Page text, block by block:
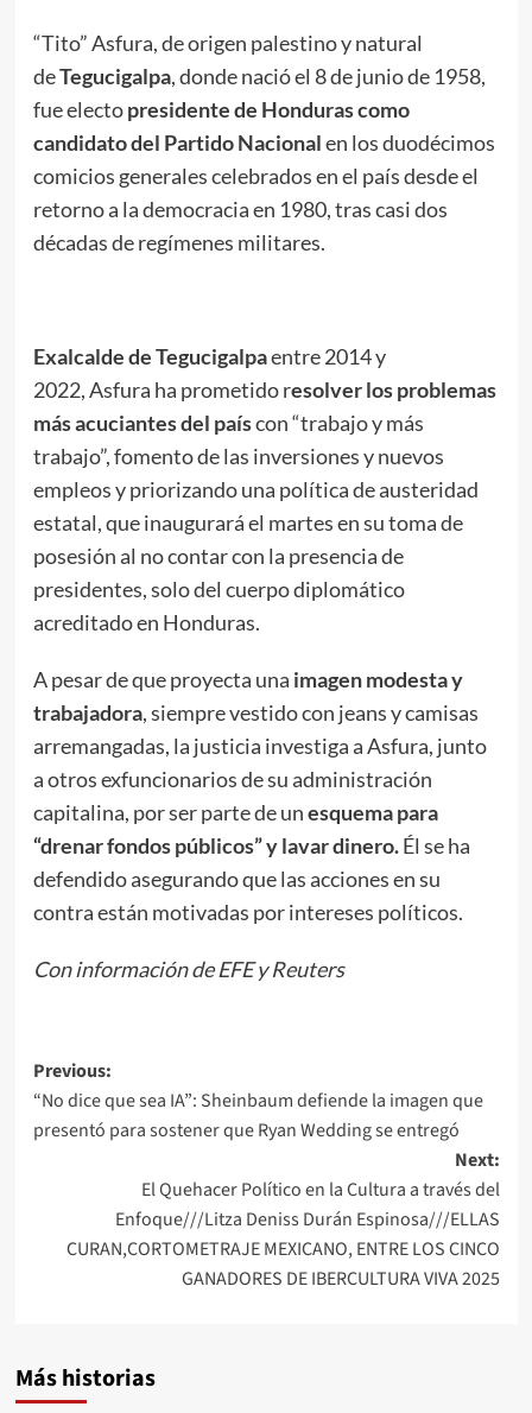
“Tito” Asfura, de origen palestino y natural
deTegucigalpa, donde nació el 8 de junio de 1958,
fue electopresidente de Honduras como
candidato del Partido Nacionalen los duodécimos
comicios generales celebrados en el país desde el
retorno a la democracia en 1980, tras casi dos
décadas de regímenes militares.
Exalcalde de Tegucigalpaentre 2014 y
2022, Asfura ha prometido resolver los problemas
más acuciantes del paíscon “trabajo y más
trabajo”, fomento de las inversiones y nuevos
empleos y priorizando una política de austeridad
estatal, que inaugurará el martes en su toma de
posesión al no contar con la presencia de
presidentes, solo del cuerpo diplomático
acreditado en Honduras.
A pesar de que proyecta una imagen modesta y
trabajadora, siempre vestido con jeans y camisas
arremangadas, la justicia investiga a Asfura, junto
a otros exfuncionarios de su administración
capitalina, por ser parte de unesquema para
“drenar fondos públicos” y lavar dinero.Él se ha
defendido asegurando que las acciones en su
contra están motivadas por intereses políticos.
Con información de EFE y Reuters
Post
navigation
Previous:
“No dice que sea IA”: Sheinbaum defiende la imagen que
presentó para sostener que Ryan Wedding se entregó
Next:
El Quehacer Político en la Cultura a través del
Enfoque///Litza Deniss Durán Espinosa///ELLAS
CURAN,CORTOMETRAJE MEXICANO, ENTRE LOS CINCO
GANADORES DE IBERCULTURA VIVA 2025
Más historias